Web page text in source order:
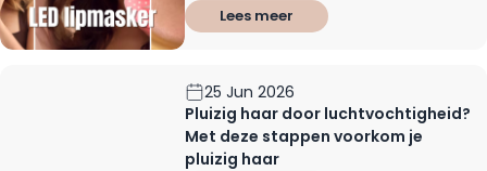
Lees meer
25 Jun 2026
Pluizig haar door luchtvochtigheid?
Met deze stappen voorkom je
pluizig haar